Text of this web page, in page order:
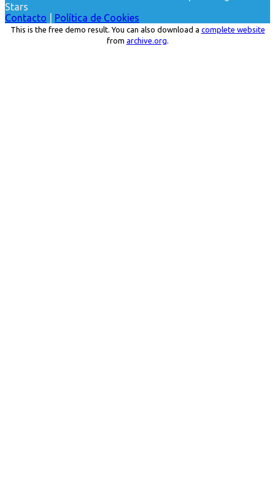
Stars
Contacto
Política de Cookies
This is the free demo result. You can also download a complete website
from archive.org.